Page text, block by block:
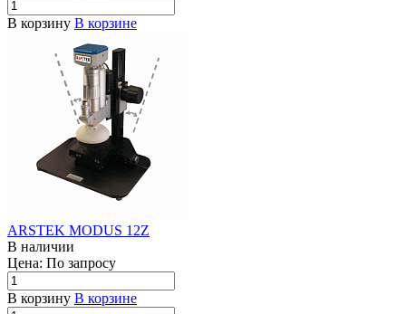
В корзину В корзине
ARSTEK MODUS 12Z
В наличии
Цена: По запросу
В корзину В корзине